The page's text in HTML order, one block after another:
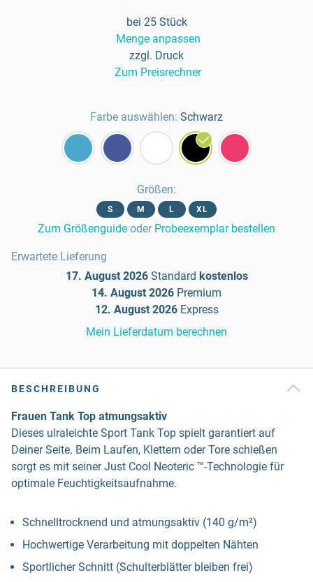
bei 25 Stück
Menge anpassen
zzgl. Druck
Zum Preisrechner
Farbe auswählen: Schwarz
Größen:
S M L XL
Zum Größenguide oder Probeexemplar bestellen
Erwartete Lieferung
17. August 2026 Standard kostenlos
14. August 2026 Premium
12. August 2026 Express
Mein Lieferdatum berechnen
BESCHREIBUNG
Frauen Tank Top atmungsaktiv
Dieses ulraleichte Sport Tank Top spielt garantiert auf
Deiner Seite. Beim Laufen, Klettern oder Tore schießen
sorgt es mit seiner Just Cool Neoteric ™-Technologie für
optimale Feuchtigkeitsaufnahme.
Schnelltrocknend und atmungsaktiv (140 g/m²)
Hochwertige Verarbeitung mit doppelten Nähten
Sportlicher Schnitt (Schulterblätter bleiben frei)